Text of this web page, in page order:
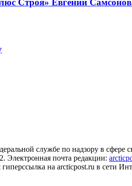
Строя» Евгений
службе по надзору в
Электронная почта редакции:
на arcticpost.ru в сети